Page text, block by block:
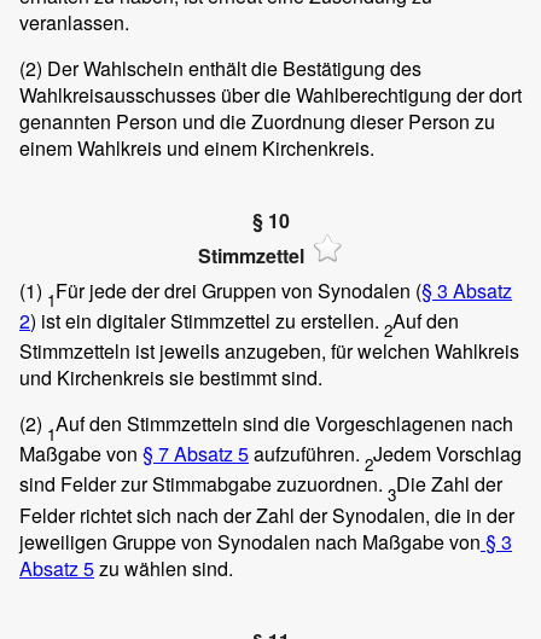
veranlassen.
(2) Der Wahlschein enthält die Bestätigung des
Wahlkreisausschusses über die Wahlberechtigung der dort
genannten Person und die Zuordnung dieser Person zu
einem Wahlkreis und einem Kirchenkreis.
§ 10
Stimmzettel
(1) 1Für jede der drei Gruppen von Synodalen (§ 3 Absatz
2) ist ein digitaler Stimmzettel zu erstellen. 2Auf den
Stimmzetteln ist jeweils anzugeben, für welchen Wahlkreis
und Kirchenkreis sie bestimmt sind.
(2) 1Auf den Stimmzetteln sind die Vorgeschlagenen nach
Maßgabe von § 7 Absatz 5aufzuführen. 2Jedem Vorschlag
sind Felder zur Stimmabgabe zuzuordnen. 3Die Zahl der
Felder richtet sich nach der Zahl der Synodalen, die in der
jeweiligen Gruppe von Synodalen nach Maßgabe von § 3
Absatz 5zu wählen sind.